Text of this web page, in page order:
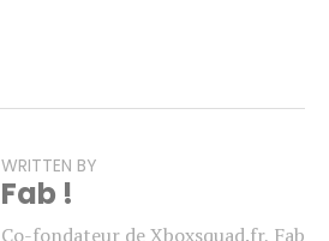
WRITTEN BY
Fab !
Co-fondateur de Xboxsquad.fr, Fab